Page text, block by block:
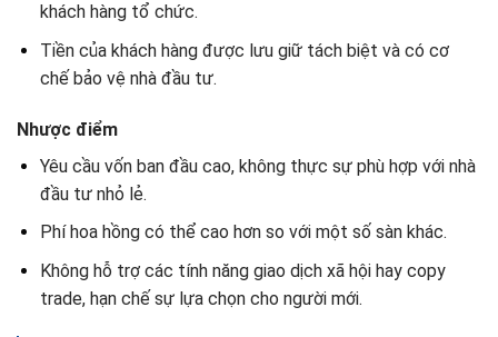
khách hàng tổ chức.
Tiền của khách hàng được lưu giữ tách biệt và có cơ
chế bảo vệ nhà đầu tư.
Nhược điểm
Yêu cầu vốn ban đầu cao, không thực sự phù hợp với nhà
đầu tư nhỏ lẻ.
Phí hoa hồng có thể cao hơn so với một số sàn khác.
Không hỗ trợ các tính năng giao dịch xã hội hay copy
trade, hạn chế sự lựa chọn cho người mới.